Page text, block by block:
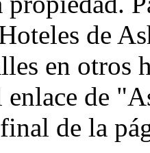
de
en otros
enlace de
de la